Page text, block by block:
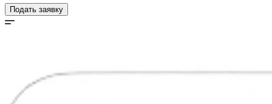
Подать заявку